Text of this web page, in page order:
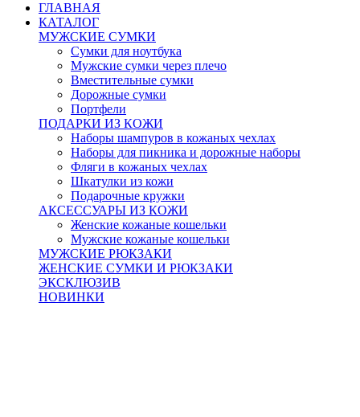
ГЛАВНАЯ
КАТАЛОГ
МУЖСКИЕ СУМКИ
Сумки для ноутбука
Мужские сумки через плечо
Вместительные сумки
Дорожные сумки
Портфели
ПОДАРКИ ИЗ КОЖИ
Наборы шампуров в кожаных чехлах
Наборы для пикника и дорожные наборы
Фляги в кожаных чехлах
Шкатулки из кожи
Подарочные кружки
АКСЕССУАРЫ ИЗ КОЖИ
Женские кожаные кошельки
Мужские кожаные кошельки
МУЖСКИЕ РЮКЗАКИ
ЖЕНСКИЕ СУМКИ И РЮКЗАКИ
ЭКСКЛЮЗИВ
НОВИНКИ